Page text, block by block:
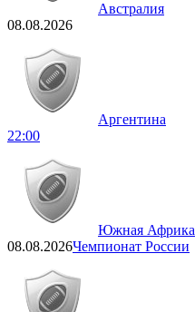
Австралия
08.08.2026
Аргентина
22:00
Южная Африка
08.08.2026Чемпионат России